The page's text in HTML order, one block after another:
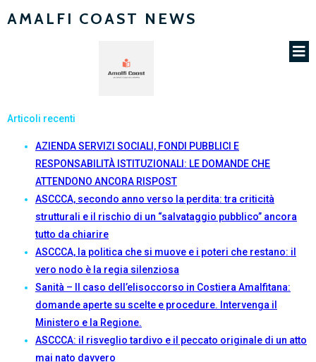
AMALFI COAST NEWS
Articoli recenti
AZIENDA SERVIZI SOCIALI, FONDI PUBBLICI E
RESPONSABILITÀ ISTITUZIONALI: LE DOMANDE CHE
ATTENDONO ANCORA RISPOST
ASCCCA, secondo anno verso la perdita: tra criticità
strutturali e il rischio di un “salvataggio pubblico” ancora
tutto da chiarire
ASCCCA, la politica che si muove e i poteri che restano: il
vero nodo è la regia silenziosa
Sanità – Il caso dell’elisoccorso in Costiera Amalfitana:
domande aperte su scelte e procedure. Intervenga il
Ministero e la Regione.
ASCCCA: il risveglio tardivo e il peccato originale di un atto
mai nato davvero